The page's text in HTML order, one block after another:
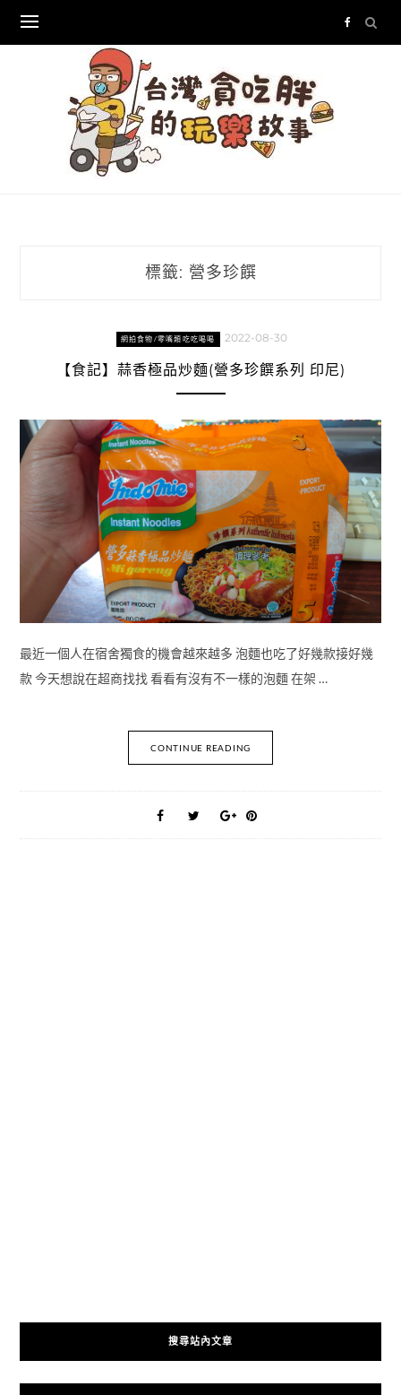
content
標籤: 營多珍饌
網拍食物/零嘴類吃吃喝喝 2022-08-30
【食記】蒜香極品炒麵(營多珍饌系列 印尼)
最近一個人在宿舍獨食的機會越來越多 泡麵也吃了好幾款接好幾
款 今天想說在超商找找 看看有沒有不一樣的泡麵 在架 …
CONTINUE READING
搜尋站內文章